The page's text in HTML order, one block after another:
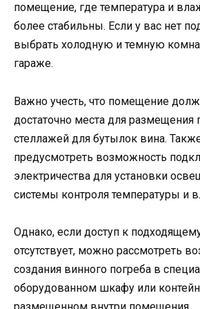
помещение, где температура и
более стабильны. Если у вас нет
выбрать холодную и темную
гараже.
Важно учесть, что помещение
достаточно места для размещения
стеллажей для бутылок вина.
предусмотреть возможность
электричества для установки
системы контроля температуры и
Однако, если доступ к
отсутствует, можно рассмотреть
создания винного погреба в
оборудованном шкафу или